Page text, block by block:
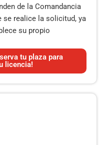
de la Comandancia
se realice la solicitud, ya
su propio
tu plaza para
licencia!